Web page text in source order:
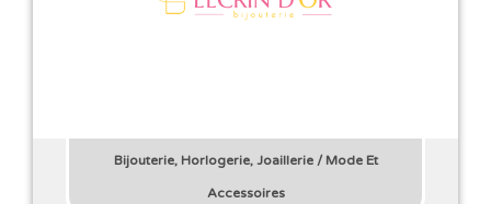
Bijouterie, Horlogerie, Joaillerie/ Mode Et
Accessoires